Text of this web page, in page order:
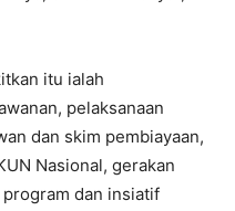
itu ialah
pelaksanaan
dan skim pembiayaan,
Nasional, gerakan
dan insiatif